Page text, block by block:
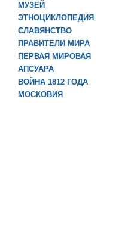
МУЗЕЙ
ЭТНОЦИКЛОПЕДИЯ
СЛАВЯНСТВО
ПРАВИТЕЛИ МИРА
ПЕРВАЯ МИРОВАЯ
АПСУАРА
ВОЙНА 1812 ГОДА
МОСКОВИЯ